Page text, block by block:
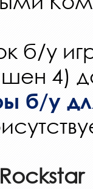
б/у
4)
б/у